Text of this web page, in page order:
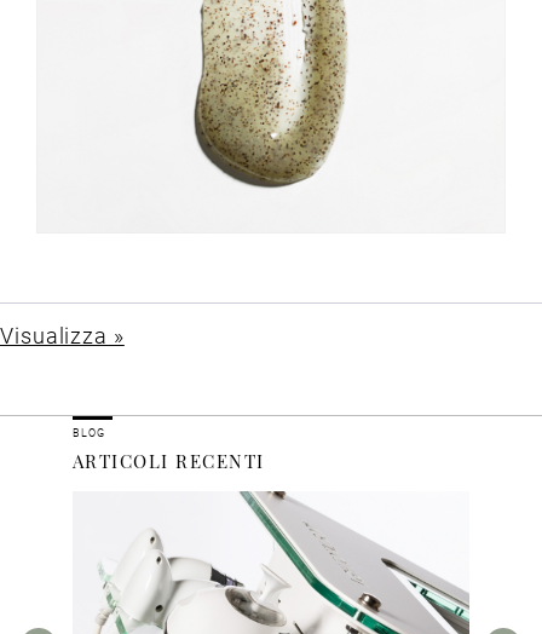
Visualizza »
BLOG
ARTICOLI RECENTI